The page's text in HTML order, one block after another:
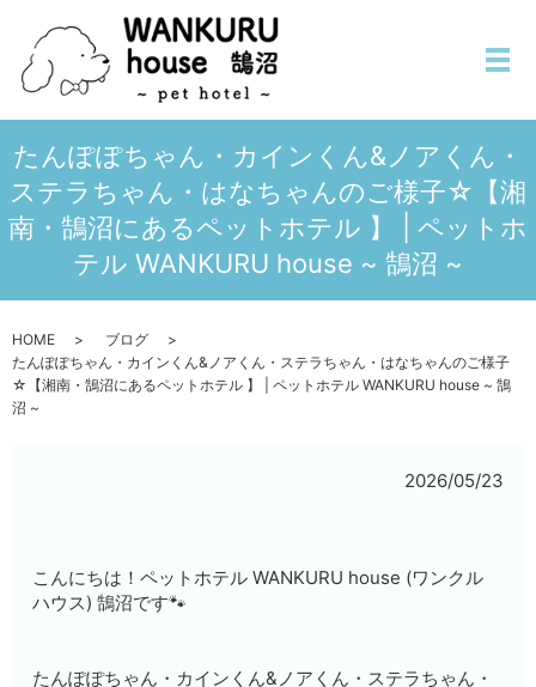
メ
たんぽぽちゃん・カインくん&ノアくん・
ステラちゃん・はなちゃんのご様子☆【湘
南・鵠沼にあるペットホテル 】 | ペットホ
テル WANKURU house ~ 鵠沼 ~
HOME
ブログ
たんぽぽちゃん・カインくん&ノアくん・ステラちゃん・はなちゃんのご様子
☆【湘南・鵠沼にあるペットホテル 】 | ペットホテル WANKURU house ~ 鵠
沼 ~
2026/05/23
こんにちは！ペットホテル WANKURU house (ワンクル
ハウス) 鵠沼です🐾
たんぽぽちゃん・カインくん&ノアくん・ステラちゃん・